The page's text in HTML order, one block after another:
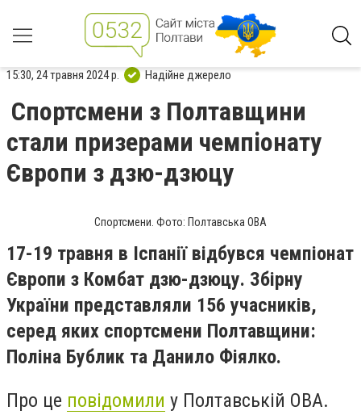
15:30, 24 травня 2024 р. Надійне джерело
Спортсмени з Полтавщини
стали призерами чемпіонату
Європи з дзю-дзюцу
Спортсмени. Фото: Полтавська ОВА
17-19 травня в Іспанії відбувся чемпіонат
Європи з Комбат дзю-дзюцу. Збірну
України представляли 156 учасників,
серед яких спортсмени Полтавщини:
Поліна Бублик та Данило Фіялко.
Про це повідомили у Полтавській ОВА.